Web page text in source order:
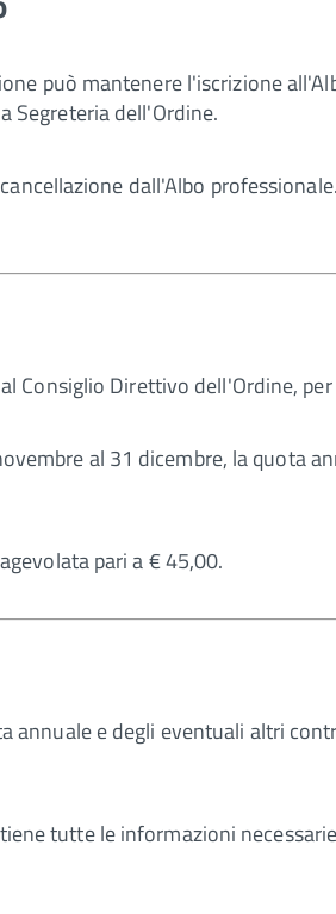
può mantenere l'iscrizione
Segreteria dell'Ordine.
dall'Albo
Consiglio Direttivo dell'Ordine,
al 31 dicembre, la quota
pari a € 45,00.
annuale e degli eventuali altri
tutte le informazioni